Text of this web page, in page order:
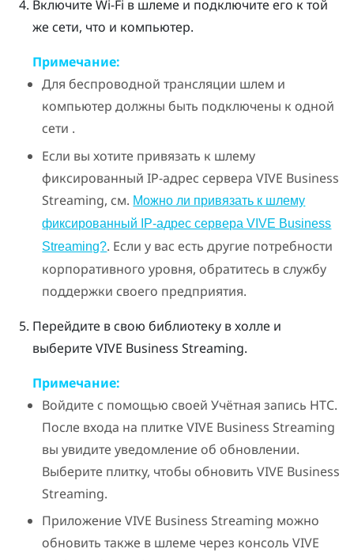
Включите Wi-Fi в шлеме и подключите его к той
же сети, что и компьютер.
Примечание:
Для беспроводной трансляции шлем и
компьютер должны быть подключены к одной
сети .
Если вы хотите привязать к шлему
фиксированный IP-адрес сервераVIVE Business
Streaming, см. Можно ли привязать к шлему
фиксированный IP-адрес сервера VIVE Business
Streaming?. Если у вас есть другие потребности
корпоративного уровня, обратитесь в службу
поддержки своего предприятия.
Перейдите в свою библиотеку в холле и
выберите VIVE Business Streaming.
Примечание:
Войдите с помощью своейУчётная запись HTC.
После входа на плиткеVIVE Business Streaming
вы увидите уведомление об обновлении.
Выберите плитку, чтобы обновитьVIVE Business
Streaming.
ПриложениеVIVE Business Streaming можно
обновить также в шлеме через консольVIVE